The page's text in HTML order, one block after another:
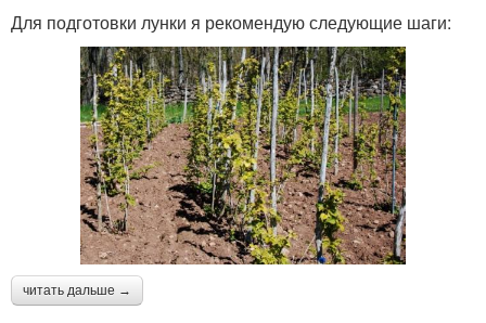
Для подготовки лунки я рекомендую следующие шаги:
читать дальше →